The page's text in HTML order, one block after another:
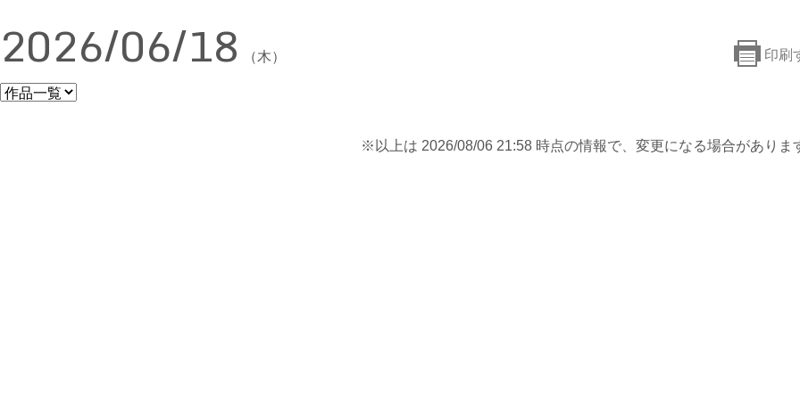
印刷
2026/06/18 （木）
※以上は 2026/08/06 21:58 時点の情報で、変更になる場合がありま